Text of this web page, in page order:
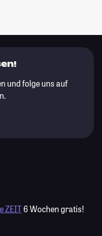
und folge uns auf
ZEIT6 Wochen gratis!